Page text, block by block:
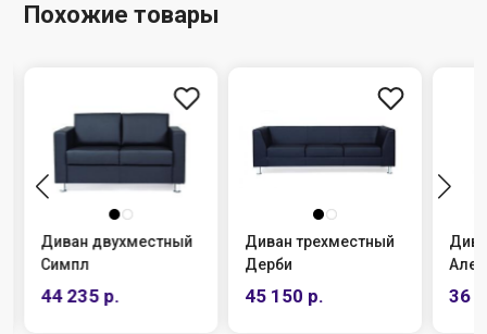
Похожие товары
Диван двухместный
Симпл
44 235 р.
Диван трехместный
Дерби
45 150 р. 36